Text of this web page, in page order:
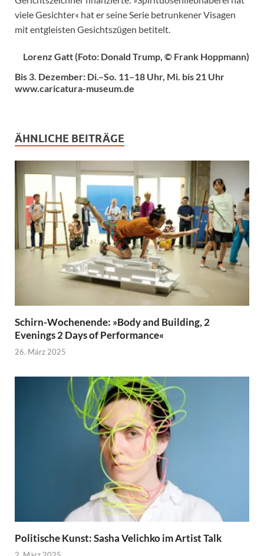
viele Gesichter« hat er seine Serie betrunkener Visagen
mit entgleisten Gesichtszügen betitelt.
Lorenz Gatt (Foto: Donald Trump, © Frank Hoppmann)
Bis 3. Dezember: Di.–So. 11–18 Uhr, Mi. bis 21 Uhr
www.caricatura-museum.de
ÄHNLICHE BEITRÄGE
Schirn-Wochenende: »Body and Building, 2
Evenings 2 Days of Performance«
26. März 2025
Politische Kunst: Sasha Velichko im Artist Talk